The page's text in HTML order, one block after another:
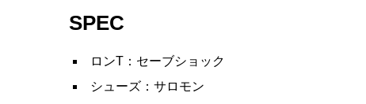
SPEC
ロンT：セーブショック
シューズ：サロモン